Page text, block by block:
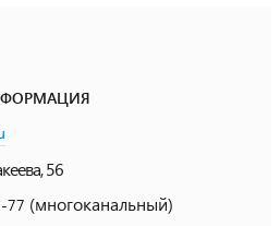
56
77 (многоканальный)